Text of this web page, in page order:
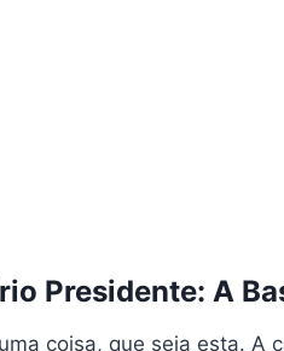
Presidente: A
coisa, que seja esta. A